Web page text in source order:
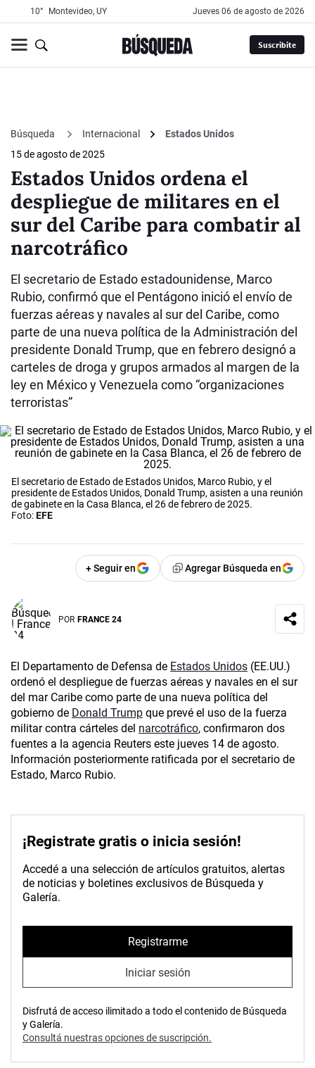
10° Montevideo, UY jueves 06 de agosto de 2026
Suscribite
Búsqueda Internacional
Estados Unidos
15 de agosto de 2025
Estados Unidos ordena el
despliegue de militares en el
sur del Caribe para combatir al
narcotráfico
El secretario de Estado estadounidense, Marco
Rubio, confirmó que el Pentágono inició el envío de
fuerzas aéreas y navales al sur del Caribe, como
parte de una nueva política de la Administración del
presidente Donald Trump, que en febrero designó a
carteles de droga y grupos armados al margen de la
ley en México y Venezuela como “organizaciones
terroristas”
El secretario de Estado de Estados Unidos, Marco Rubio, y el
presidente de Estados Unidos, Donald Trump, asisten a una reunión
de gabinete en la Casa Blanca, el 26 de febrero de 2025.
Foto:EFE
+ Seguir en Agregar Búsqueda en
POR FRANCE 24
El Departamento de Defensa de Estados Unidos (EE.UU.)
ordenó el despliegue de fuerzas aéreas y navales en el sur
del mar Caribe como parte de una nueva política del
gobierno de Donald Trump que prevé el uso de la fuerza
militar contra cárteles del narcotráfico, confirmaron dos
fuentes a la agencia Reuters este jueves 14 de agosto.
Información posteriormente ratificada por el secretario de
Estado, Marco Rubio.
¡Registrate gratis o inicia sesión!
Accedé a una selección de artículos gratuitos, alertas
de noticias y boletines exclusivos de Búsqueda y
Galería.
Registrarme
Iniciar sesión
Disfrutá de acceso ilimitado a todo el contenido de Búsqueda
y Galería.
Consultá nuestras opciones de suscripción.